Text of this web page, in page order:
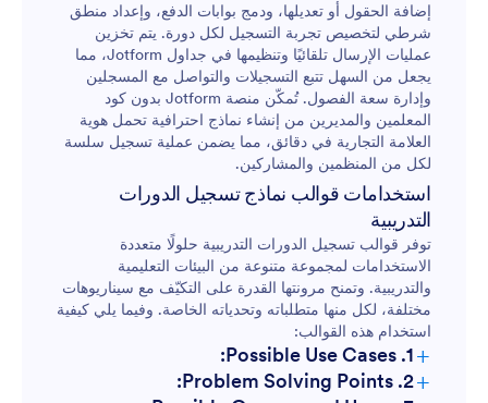
إضافة الحقول أو تعديلها، ودمج بوابات الدفع، وإعداد منطق
شرطي لتخصيص تجربة التسجيل لكل دورة. يتم تخزين
عمليات الإرسال تلقائيًا وتنظيمها في جداول Jotform، مما
يجعل من السهل تتبع التسجيلات والتواصل مع المسجلين
وإدارة سعة الفصول. تُمكّن منصة Jotform بدون كود
المعلمين والمديرين من إنشاء نماذج احترافية تحمل هوية
العلامة التجارية في دقائق، مما يضمن عملية تسجيل سلسة
لكل من المنظمين والمشاركين.
استخدامات قوالب نماذج تسجيل الدورات
التدريبية
توفر قوالب تسجيل الدورات التدريبية حلولًا متعددة
الاستخدامات لمجموعة متنوعة من البيئات التعليمية
والتدريبية. وتمنح مرونتها القدرة على التكيّف مع سيناريوهات
مختلفة، لكل منها متطلباته وتحدياته الخاصة. وفيما يلي كيفية
استخدام هذه القوالب:
+
1. Possible Use Cases:
التسجيل في الدورات الدراسية بالمدرسة والجامعة: +
2. Problem Solving Points: